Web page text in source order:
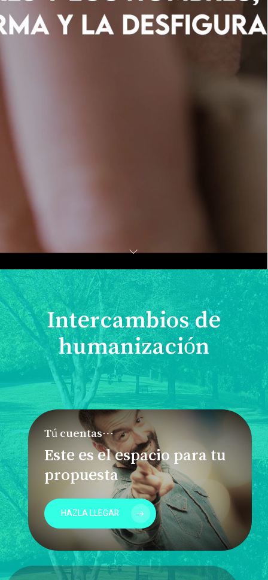
Intercambios de
humanización
Tú cuentas…
Este es el espacio para tu
propuesta
HAZLA LLEGAR